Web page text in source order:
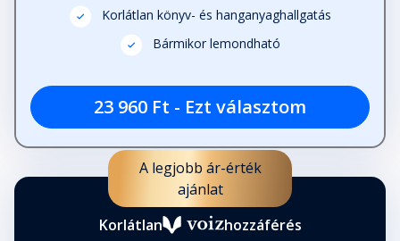
Korlátlan könyv- és hanganyaghallgatás
Bármikor lemondható
23 960 Ft - Ezt választom
A legjobb ár-érték
ajánlat
Korlátlan
hozzáférés